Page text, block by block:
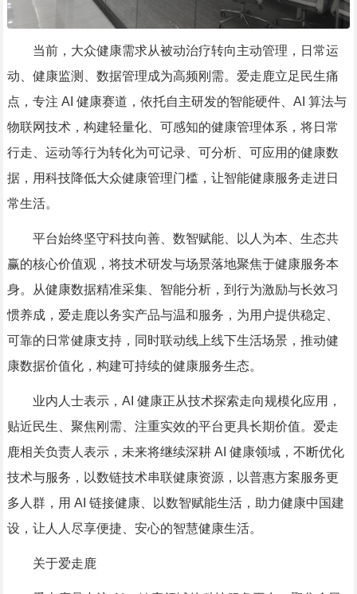
当前，大众健康需求从被动治疗转向主动管理，日常运
动、健康监测、数据管理成为高频刚需。爱走鹿立足民生痛
点，专注 AI 健康赛道，依托自主研发的智能硬件、AI 算法与
物联网技术，构建轻量化、可感知的健康管理体系，将日常
行走、运动等行为转化为可记录、可分析、可应用的健康数
据，用科技降低大众健康管理门槛，让智能健康服务走进日
常生活。
平台始终坚守科技向善、数智赋能、以人为本、生态共
赢的核心价值观，将技术研发与场景落地聚焦于健康服务本
身。从健康数据精准采集、智能分析，到行为激励与长效习
惯养成，爱走鹿以务实产品与温和服务，为用户提供稳定、
可靠的日常健康支持，同时联动线上线下生活场景，推动健
康数据价值化，构建可持续的健康服务生态。
业内人士表示，AI 健康正从技术探索走向规模化应用，
贴近民生、聚焦刚需、注重实效的平台更具长期价值。爱走
鹿相关负责人表示，未来将继续深耕 AI 健康领域，不断优化
技术与服务，以数链技术串联健康资源，以普惠方案服务更
多人群，用 AI 链接健康、以数智赋能生活，助力健康中国建
设，让人人尽享便捷、安心的智慧健康生活。
关于爱走鹿